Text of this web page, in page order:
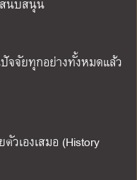
นับสนุน
จจัยทุกอย่างทั้งหมดแล้ว
วเองเสมอ (History